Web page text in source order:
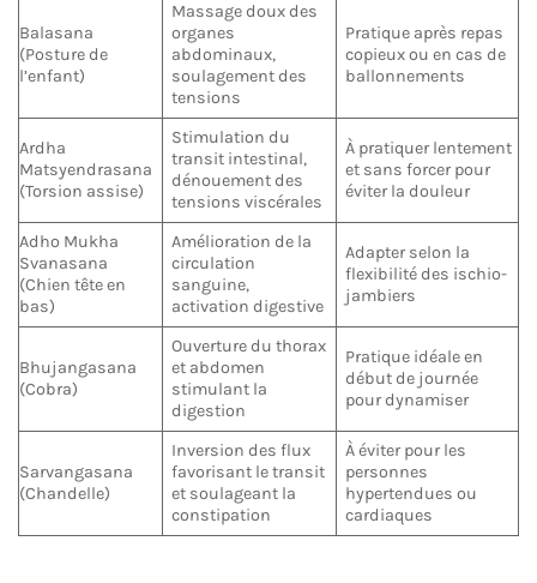
Balasana
(Posture de
l’enfant)
Massage doux des
organes
abdominaux,
soulagement des
tensions
Pratique après repas
copieux ou en cas de
ballonnements
Ardha
Matsyendrasana
(Torsion assise)
Stimulation du
transit intestinal,
dénouement des
tensions viscérales
À pratiquer lentement
et sans forcer pour
éviter la douleur
Adho Mukha
Svanasana
(Chien tête en
bas)
Amélioration de la
circulation
sanguine,
activation digestive
Adapter selon la
flexibilité des ischio-
jambiers
Bhujangasana
(Cobra)
Ouverture du thorax
et abdomen
stimulant la
digestion
Pratique idéale en
début de journée
pour dynamiser
Sarvangasana
(Chandelle)
Inversion des flux
favorisant le transit
et soulageant la
constipation
À éviter pour les
personnes
hypertendues ou
cardiaques